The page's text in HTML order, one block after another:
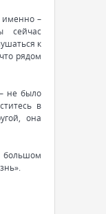
именно –
сейчас
к
рядом
не было
в
она